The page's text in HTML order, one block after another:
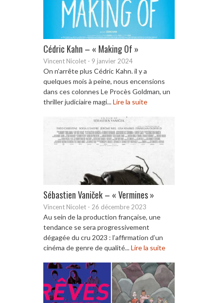
Cédric Kahn – « Making Of »
Vincent Nicolet - 9 janvier 2024
On n’arrête plus Cédric Kahn. il y a
quelques mois à peine, nous encensions
dans ces colonnes Le Procès Goldman, un
thriller judiciaire magi...Lire la suite
Sébastien Vaniček – « Vermines »
Vincent Nicolet - 26 décembre 2023
Au sein de la production française, une
tendance se sera progressivement
dégagée du cru 2023 : l’affirmation d’un
cinéma de genre de qualité...Lire la suite